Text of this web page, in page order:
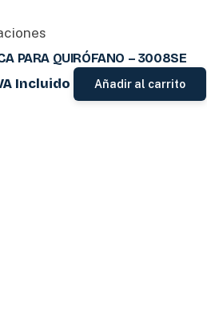
PARA QUIRÓFANO – 3008SE
Incluido Añadir al carrito